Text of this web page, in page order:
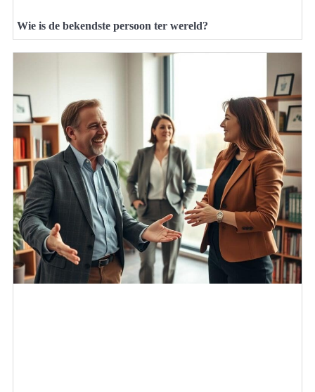
Wie is de bekendste persoon ter wereld?